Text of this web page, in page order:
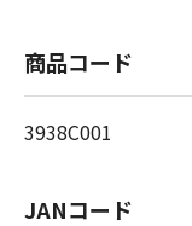
商品コード
3938C001
JANコード